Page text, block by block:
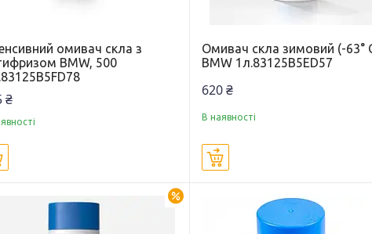
омивач скла з
BMW, 500
₴
Омивач скла зимовий (-63°
BMW 1л.83125B5ED57
620 ₴
В наявності